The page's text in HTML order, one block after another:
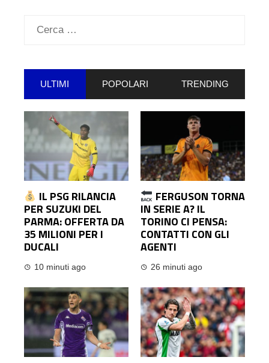
Ricerca
ULTIMI POPOLARI TRENDING
IL PSG RILANCIA
PER SUZUKI DEL
PARMA: OFFERTA DA
35 MILIONI PER I
DUCALI
10 minuti ago
FERGUSON TORNA
IN SERIE A? IL
TORINO CI PENSA:
CONTATTI CON GLI
AGENTI
26 minuti ago